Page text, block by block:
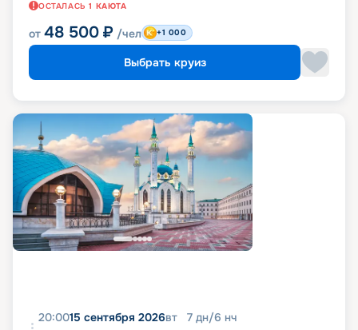
ОСТАЛАСЬ 1 КАЮТА
от 48 500 ₽ /чел +1 000
Выбрать круиз
20:0015 сентября 2026вт 7 дн/6 нч